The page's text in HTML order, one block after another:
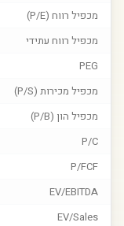
מכפיל רווח (P/E)
מכפיל רווח עתידי
PEG
מכפיל מכירות (P/S)
מכפיל הון (P/B)
P/C
P/FCF
EV/EBITDA
EV/Sales